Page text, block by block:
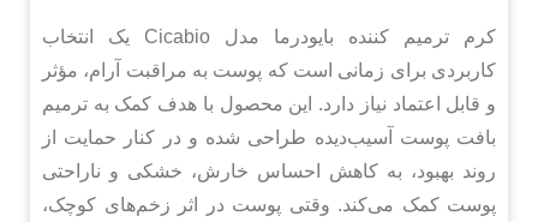
کرم ترمیم کننده بایودرما مدل Cicabio یک انتخاب
کاربردی برای زمانی است که پوست به مراقبت آرام، مؤثر
و قابل اعتماد نیاز دارد. این محصول با هدف کمک به ترمیم
بافت پوست آسیب‌دیده طراحی شده و در کنار حمایت از
روند بهبود، به کاهش احساس خارش، خشکی و ناراحتی
پوست کمک می‌کند. وقتی پوست در اثر زخم‌های کوچک،